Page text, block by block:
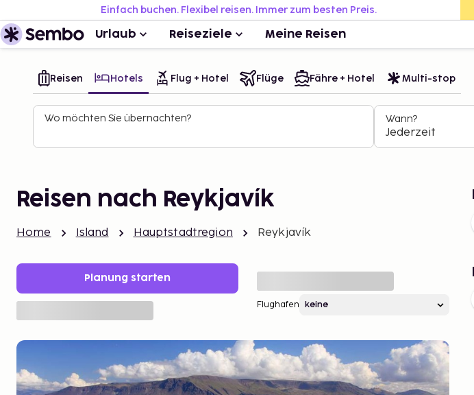
Einfach buchen. Flexibel reisen. Immer zum besten Preis.
Urlaub Reiseziele Meine Reisen
Reisen Hotels Flug + Hotel Flüge Fähre + Hotel Multi-stop
Wo möchten Sie übernachten? Wann?
Jederzeit
Reisen nach Reykjavík
Home Island Hauptstadtregion Reykjavík
Planung starten
Flughafen